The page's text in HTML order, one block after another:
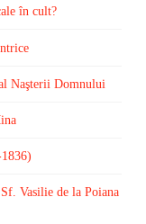
în cult?
Naşterii Domnului
Vasilie de la Poiana